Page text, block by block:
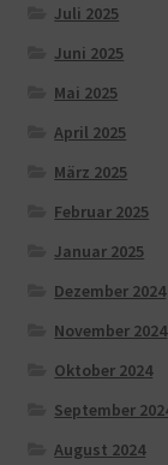
Juli 2025
Juni 2025
Mai 2025
April 2025
März 2025
Februar 2025
Januar 2025
Dezember 2024
November 2024
Oktober 2024
September
August 2024